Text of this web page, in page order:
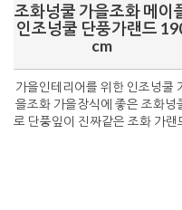
조화넝쿨 가을조화 메이
인조넝쿨 단풍가랜드
cm
가을인테리어를 위한 인조넝쿨
을조화 가을장식에 좋은 조화넝
로 단풍잎이 진짜같은 조화 가랜